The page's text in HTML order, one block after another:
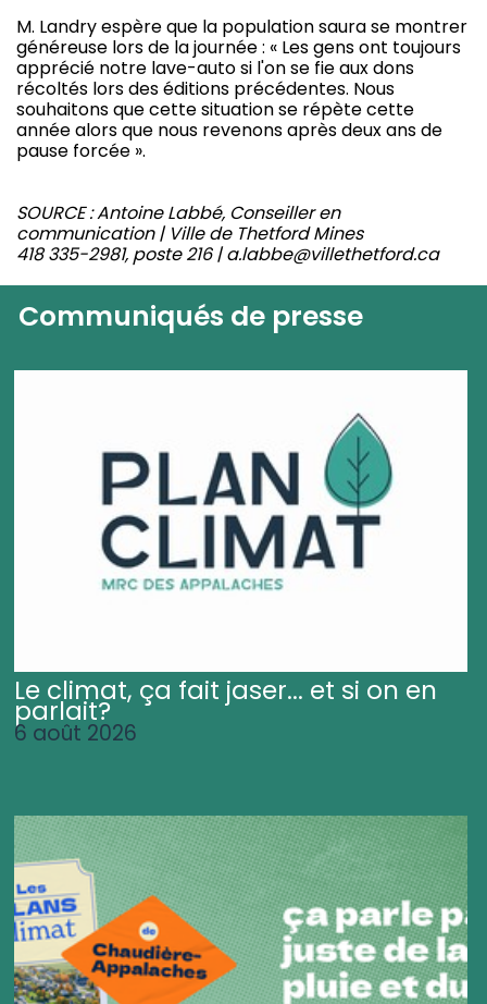
M. Landry espère que la population saura se montrer
généreuse lors de la journée : « Les gens ont toujours
apprécié notre lave-auto si l'on se fie aux dons
récoltés lors des éditions précédentes. Nous
souhaitons que cette situation se répète cette
année alors que nous revenons après deux ans de
pause forcée ».
SOURCE : Antoine Labbé, Conseiller en
communication | Ville de Thetford Mines
418 335-2981, poste 216 | a.labbe@villethetford.ca
Communiqués de presse
Le climat, ça fait jaser... et si on en
parlait?
6 août 2026